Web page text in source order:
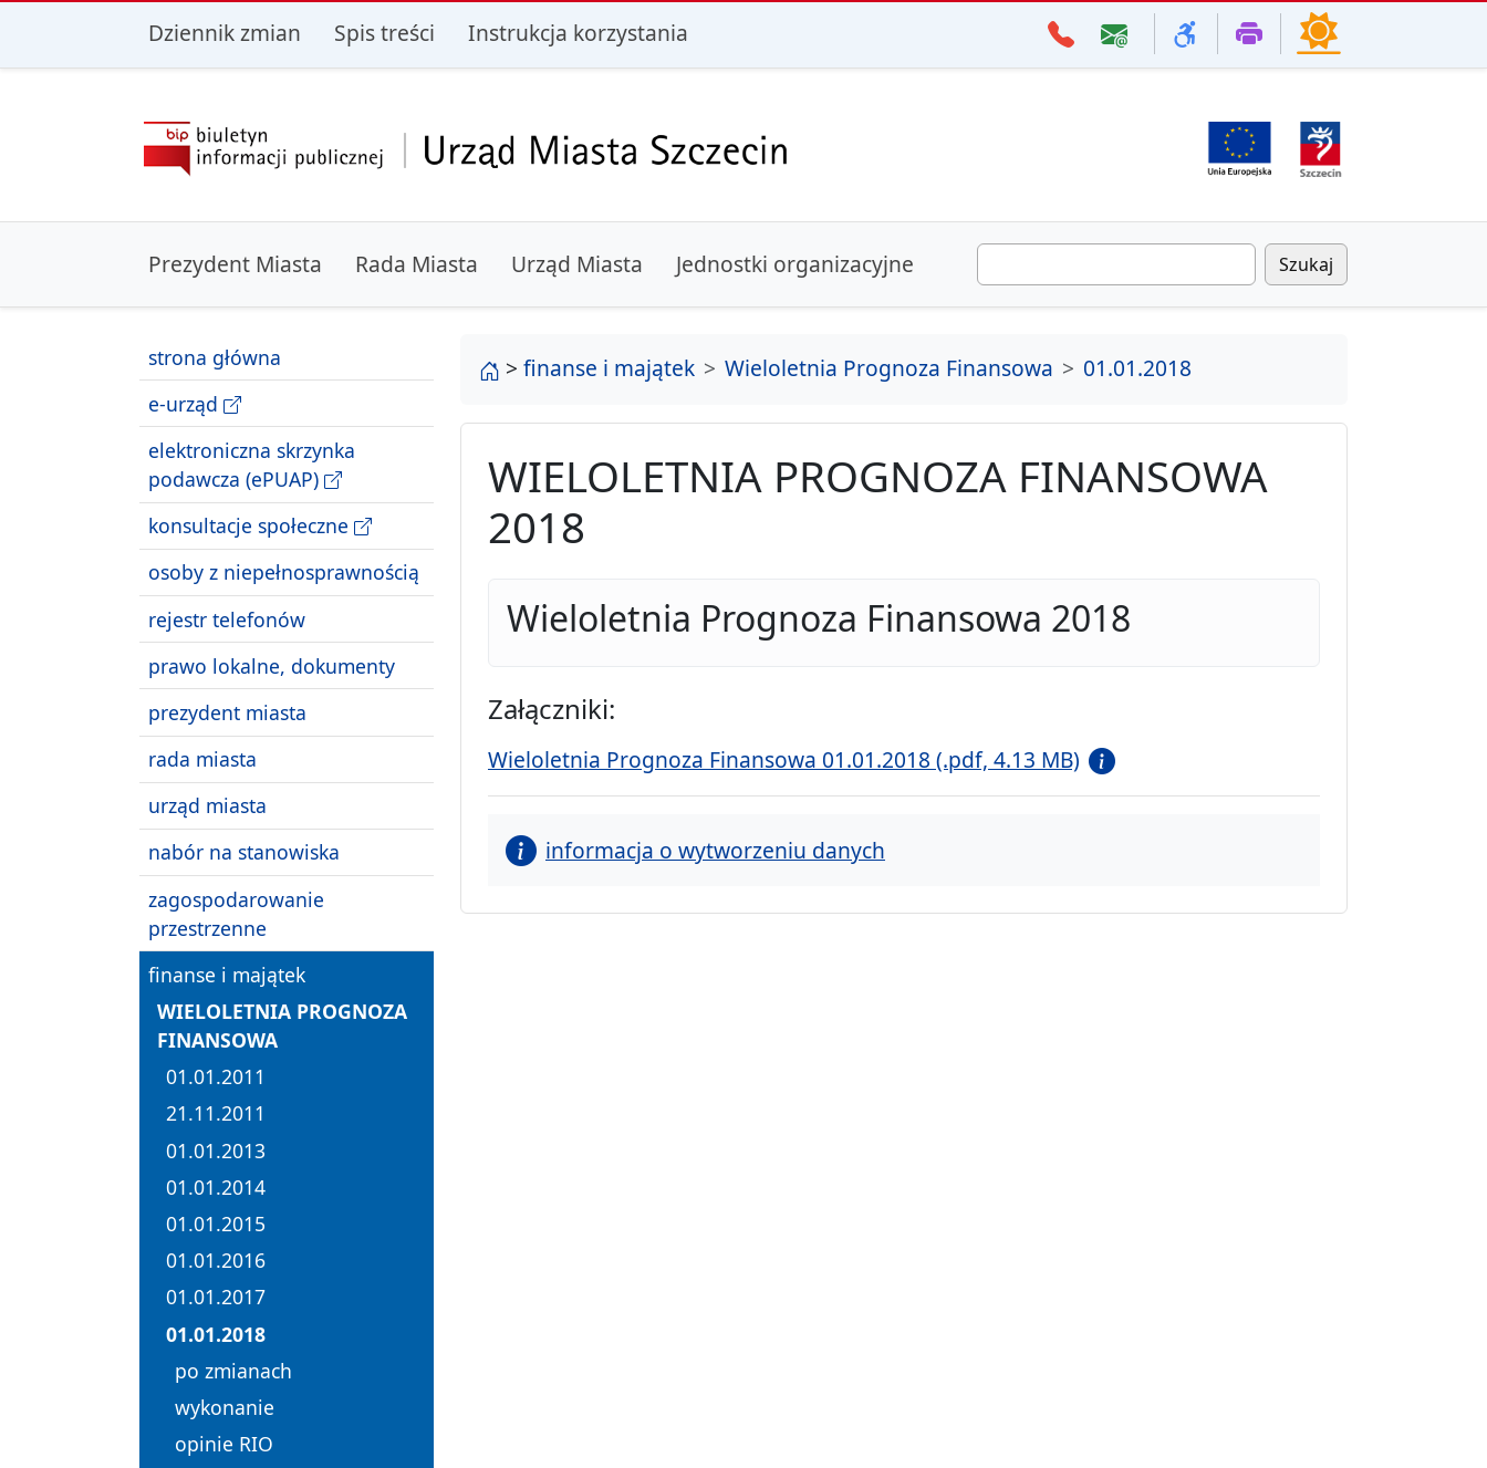
przejdź do głównego menu przejdź do treści
Dziennik zmian Spis treści Instrukcja korzystania
Prezydent Miasta Rada Miasta Urząd Miasta Jednostki organizacyjne Szukaj
strona główna
e-urząd
elektroniczna skrzynka
podawcza (ePUAP)
konsultacje społeczne
osoby z niepełnosprawnością
rejestr telefonów
prawo lokalne, dokumenty
prezydent miasta
rada miasta
urząd miasta
nabór na stanowiska
zagospodarowanie
przestrzenne
finanse i majątek
WIELOLETNIA PROGNOZA
FINANSOWA
01.01.2011
21.11.2011
01.01.2013
01.01.2014
01.01.2015
01.01.2016
01.01.2017
01.01.2018
po zmianach
wykonanie
opinie RIO
strona główna
> finanse i majątek Wieloletnia Prognoza Finansowa 01.01.2018
WIELOLETNIA PROGNOZA FINANSOWA
2018
Wieloletnia Prognoza Finansowa 2018
Załączniki:
Wieloletnia Prognoza Finansowa 01.01.2018 (.pdf, 4.13 MB)
informacja o wytworzeniu danych